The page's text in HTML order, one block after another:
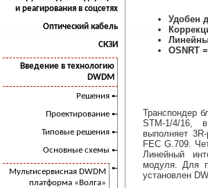
и реагирования в соцсетях
Оптический кабель
СКЗИ
Введение в технологию
DWDM
Решения
Проектирование
Типовые решения
Основные схемы
Мультисервисная DWDM
платформа «Волга»
Удобен
OSNRT
Транспондер
STM-1/4/16,
выполняет
FEC G.709.
Линейный
модуля. Для
установлен